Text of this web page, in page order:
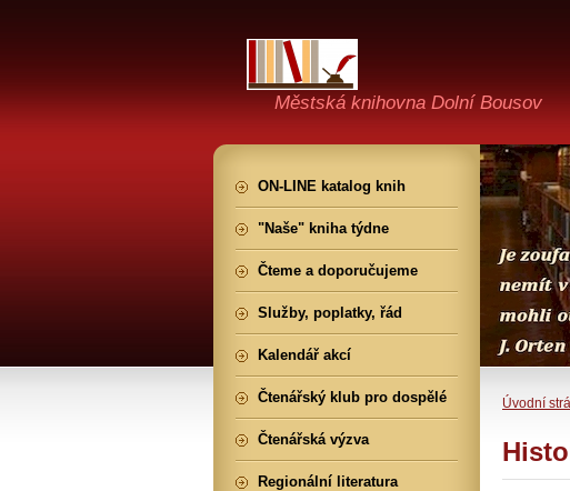
Městská knihovna Dolní Bousov
Úvodní
ON-LINE katalog knih
"Naše" kniha týdne
Čteme a doporučujeme
Služby, poplatky, řád
Kalendář akcí
Čtenářský klub pro dospělé
Čtenářská výzva
Regionální literatura